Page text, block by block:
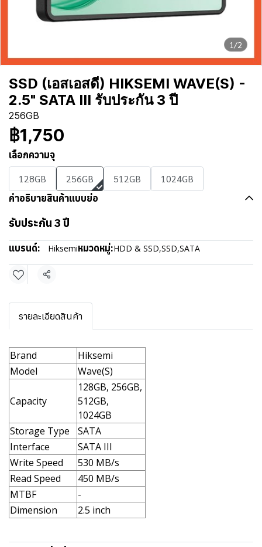
1/2
SSD (เอสเอสดี) HIKSEMI WAVE(S) -
2.5" SATA III รับประกัน 3 ปี
256GB
฿1,750
เลือกความจุ
128GB 256GB 512GB 1024GB
คำอธิบายสินค้าแบบย่อ
รับประกัน 3 ปี
แบรนด์: Hiksemiหมวดหมู่:HDD & SSD,SSD,SATA
แชร์
รายละเอียดสินค้า
Brand
Hiksemi
Model
Wave(S)
Capacity
128GB, 256GB,
512GB,
1024GB
Storage Type
SATA
Interface
SATA III
Write Speed
530 MB/s
Read Speed
450 MB/s
MTBF
-
Dimension
2.5 inch